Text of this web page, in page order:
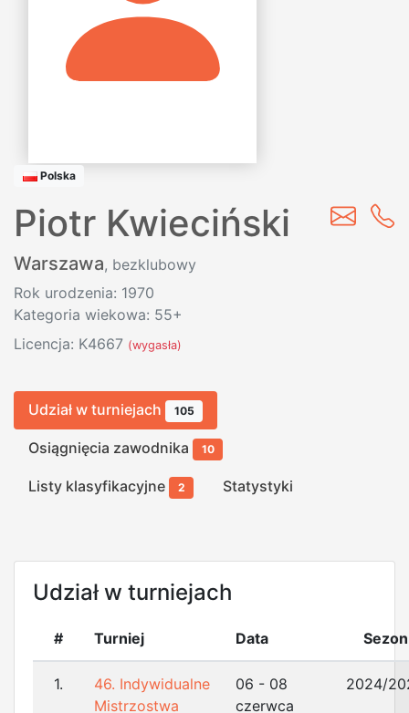
Polska
Piotr Kwieciński
Warszawa, bezklubowy
Rok urodzenia: 1970
Kategoria wiekowa: 55+
Licencja: K4667 (wygasła)
Udział w turniejach 105
Osiągnięcia zawodnika 10
Listy klasyfikacyjne 2 Statystyki
Udział w turniejach
# Turniej Data Sezon
1.
46. Indywidualne
Mistrzostwa
06 - 08
czerwca
2024/